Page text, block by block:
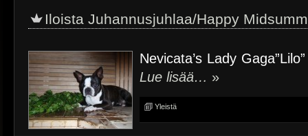
Iloista Juhannusjuhlaa/Happy
Nevicata’s Lady
Lue lisää… »
Yleistä